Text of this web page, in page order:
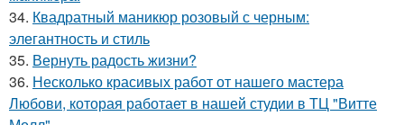
34. Квадратный маникюр розовый с черным:
элегантность и стиль
35. Вернуть радость жизни?
36. Несколько красивых работ от нашего мастера
Любови, которая работает в нашей студии в ТЦ "Витте